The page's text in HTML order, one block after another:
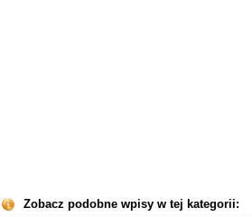
Zobacz podobne wpisy w tej kategorii: